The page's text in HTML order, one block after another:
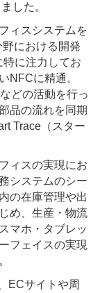
した。
ィスシステムを
における開発
に注力してお
NFCに精通。
どの活動を行っ
品の流れを同期
Trace（スター
ィスの実現にお
システムのシー
の在庫管理や出
め、生産・物流
マホ・タブレッ
フェイスの実現
ECサイトや周